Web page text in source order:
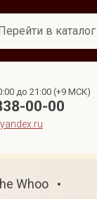
в каталог
до 21:00 (+9 МСК)
00-00
Whoo